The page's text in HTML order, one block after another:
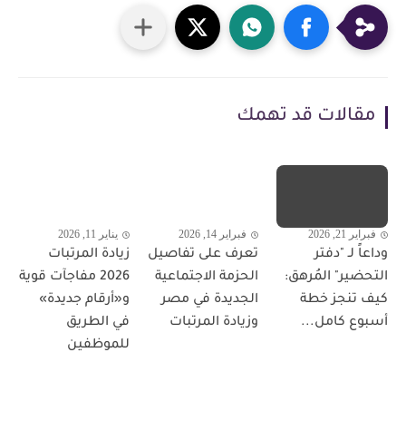
مقالات قد تهمك
فبراير 21, 2026
وداعاً لـ "دفتر
التحضير" المُرهق:
كيف تنجز خطة
أسبوع كامل...
فبراير 14, 2026
تعرف على تفاصيل
الحزمة الاجتماعية
الجديدة في مصر
وزيادة المرتبات
يناير 11, 2026
زيادة المرتبات
2026 مفاجآت قوية
و«أرقام جديدة»
في الطريق
للموظفين